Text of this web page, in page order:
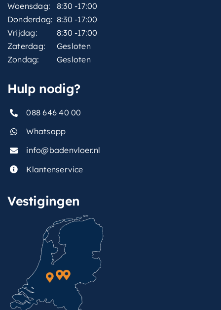
Woensdag:
8:30 -17:00
Donderdag: 8:30 -17:00
Vrijdag:
8:30 -17:00
Zaterdag:
Gesloten
Zondag:
Gesloten
Hulp nodig?
088 646 40 00
Whatsapp
info@badenvloer.nl
Klantenservice
Vestigingen